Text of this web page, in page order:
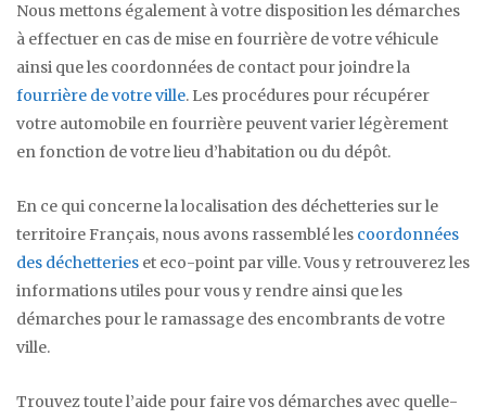
Nous mettons également à votre disposition les démarches
à effectuer en cas de mise en fourrière de votre véhicule
ainsi que les coordonnées de contact pour joindre la
fourrière de votre ville. Les procédures pour récupérer
votre automobile en fourrière peuvent varier légèrement
en fonction de votre lieu d’habitation ou du dépôt.
En ce qui concerne la localisation des déchetteries sur le
territoire Français, nous avons rassemblé les coordonnées
des déchetteries et eco-point par ville. Vous y retrouverez les
informations utiles pour vous y rendre ainsi que les
démarches pour le ramassage des encombrants de votre
ville.
Trouvez toute l’aide pour faire vos démarches avec quelle-